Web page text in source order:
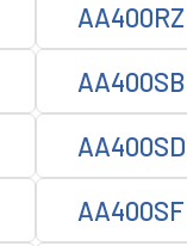
AA400RZ
AA400SB
AA400SD
AA400SF